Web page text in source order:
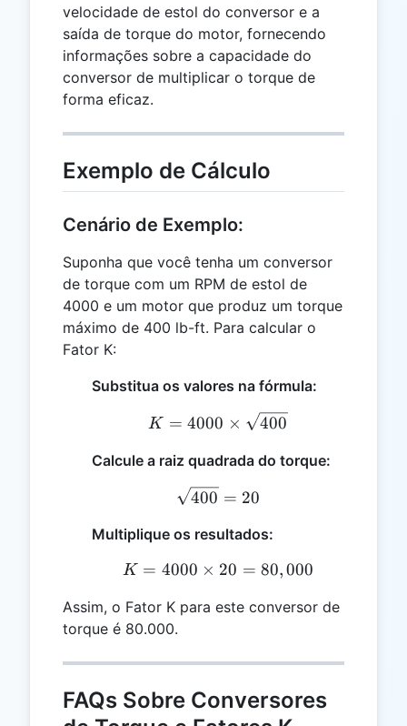
velocidade de estol do conversor e a
saída de torque do motor, fornecendo
informações sobre a capacidade do
conversor de multiplicar o torque de
forma eficaz.
Exemplo de Cálculo
Cenário de Exemplo:
Suponha que você tenha um conversor
de torque com um RPM de estol de
4000 e um motor que produz um torque
máximo de 400 lb-ft. Para calcular o
Fator K:
Substitua os valores na fórmula:
K = 4000 \times
K = 4000 × 400
Calcule a raiz quadrada do torque:
\sqrt{400} = 20
400 = 20
Multiplique os resultados:
K = 4000 \times 20 =
K = 4000 × 20 = 80,000
Assim, o Fator K para este conversor de
torque é 80.000.
FAQs Sobre Conversores